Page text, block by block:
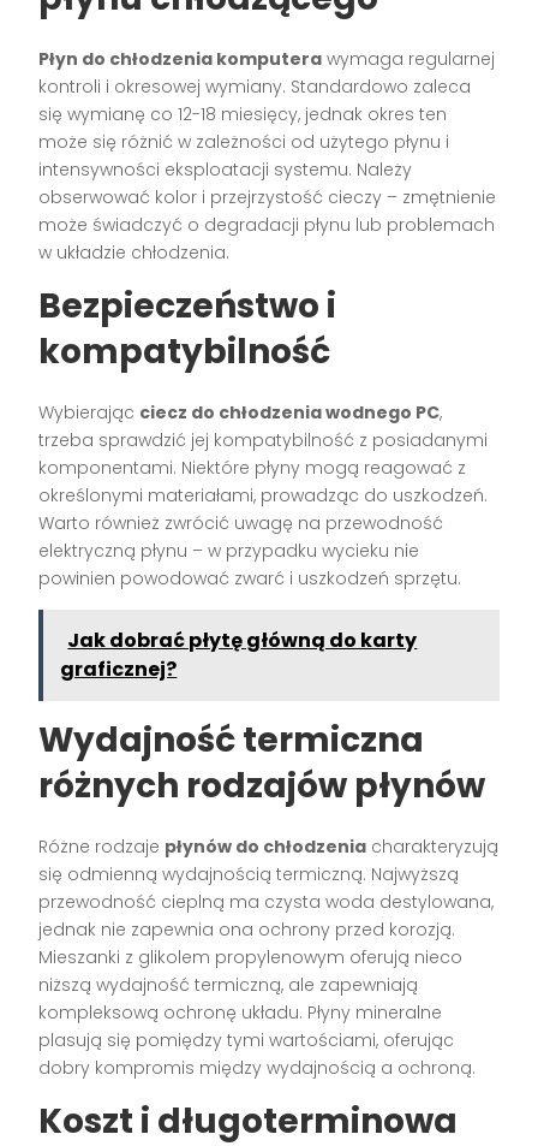
Płyn do chłodzenia komputera wymaga regularnej
kontroli i okresowej wymiany. Standardowo zaleca
się wymianę co 12-18 miesięcy, jednak okres ten
może się różnić w zależności od użytego płynu i
intensywności eksploatacji systemu. Należy
obserwować kolor i przejrzystość cieczy – zmętnienie
może świadczyć o degradacji płynu lub problemach
w układzie chłodzenia.
Bezpieczeństwo i
kompatybilność
Wybierając ciecz do chłodzenia wodnego PC,
trzeba sprawdzić jej kompatybilność z posiadanymi
komponentami. Niektóre płyny mogą reagować z
określonymi materiałami, prowadząc do uszkodzeń.
Warto również zwrócić uwagę na przewodność
elektryczną płynu – w przypadku wycieku nie
powinien powodować zwarć i uszkodzeń sprzętu.
Jak dobrać płytę główną do karty
graficznej?
Wydajność termiczna
różnych rodzajów płynów
Różne rodzaje płynów do chłodzenia charakteryzują
się odmienną wydajnością termiczną. Najwyższą
przewodność cieplną ma czysta woda destylowana,
jednak nie zapewnia ona ochrony przed korozją.
Mieszanki z glikolem propylenowym oferują nieco
niższą wydajność termiczną, ale zapewniają
kompleksową ochronę układu. Płyny mineralne
plasują się pomiędzy tymi wartościami, oferując
dobry kompromis między wydajnością a ochroną.
Koszt i długoterminowa